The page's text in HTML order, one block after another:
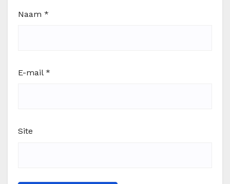
Naam *
E-mail *
Site